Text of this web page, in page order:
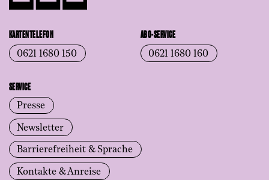
KARTENTELEFON
0621 1680 150
ABO-SERVICE
0621 1680 160
SERVICE
Presse
Newsletter
Barrierefreiheit & Sprache
Kontakte & Anreise